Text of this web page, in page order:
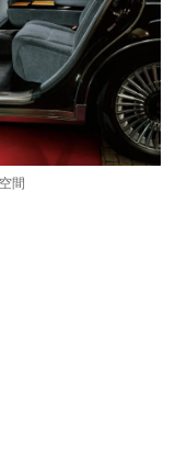
間